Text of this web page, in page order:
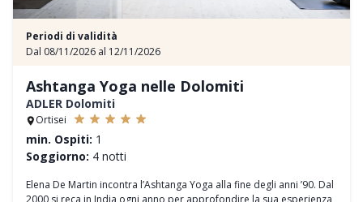
Periodi di validità
Dal 08/11/2026 al 12/11/2026
Ashtanga Yoga nelle Dolomiti
ADLER Dolomiti
Ortisei
min. Ospiti: 1
Soggiorno: 4 notti
Elena De Martin incontra l’Ashtanga Yoga alla fine degli anni ’90. Dal